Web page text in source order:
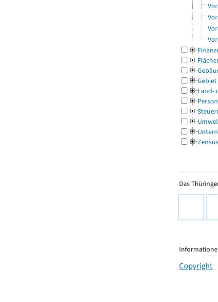
Gebiet
Land-
Zensus
Das
Copyright